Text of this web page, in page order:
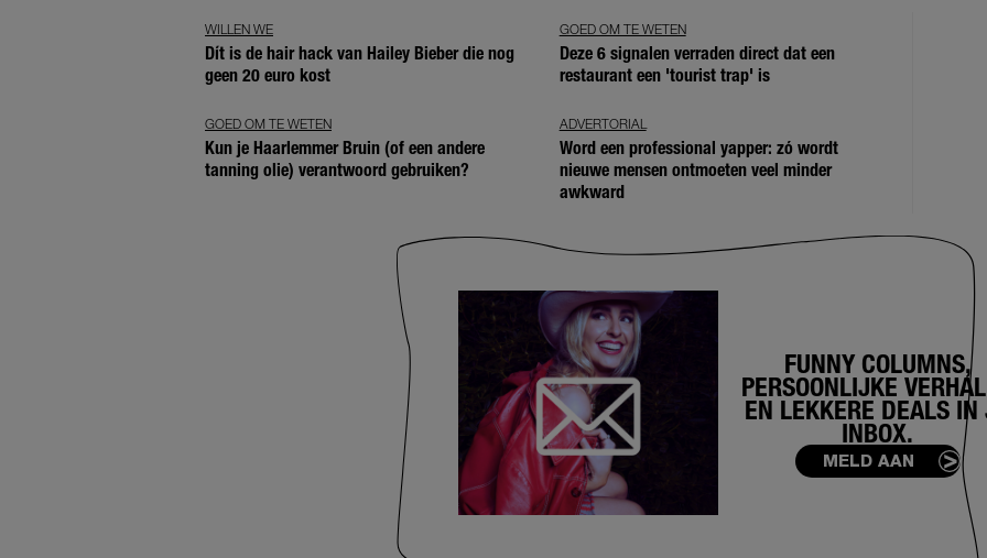
WILLEN WE
Dít is de hair hack van Hailey Bieber die nog
geen 20 euro kost
GOED OM TE WETEN
Deze 6 signalen verraden direct dat een
restaurant een 'tourist trap' is
GOED OM TE WETEN
Kun je Haarlemmer Bruin (of een andere
tanning olie) verantwoord gebruiken?
ADVERTORIAL
Word een professional yapper: zó wordt
nieuwe mensen ontmoeten veel minder
awkward
FUNNY COLUMNS,
PERSOONLIJKE
EN LEKKERE DEALS IN
INBOX.
MELD AAN